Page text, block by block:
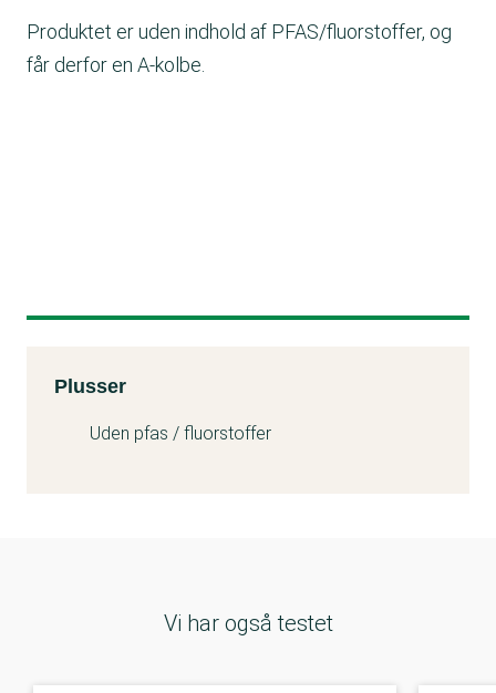
Produktet er uden indhold af PFAS/fluorstoffer, og
får derfor en A-kolbe.
Kemitest
Plusser
Uden pfas / fluorstoffer
Vi har også testet